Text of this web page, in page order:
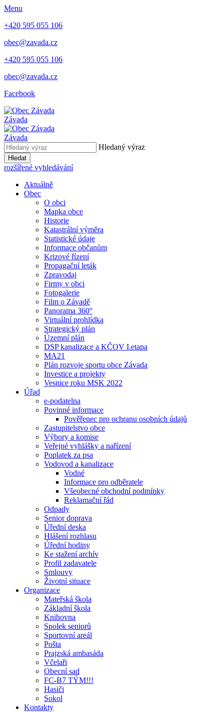
Menu
+420 595 055 106
obec@zavada.cz
+420 595 055 106
obec@zavada.cz
Facebook
Závada
Závada
Hledaný výraz
Hledat
rozšířené vyhledávání
Aktuálně
Obec
O obci
Mapka obce
Historie
Katastrální výměra
Statistické údaje
Informace občanům
Krizové řízení
Propagační leták
Zpravodaj
Firmy v obci
Fotogalerie
Film o Závadě
Panorama 360°
Virtuální prohlídka
Strategický plán
Územní plán
DSP kanalizace a KČOV I.etapa
MA21
Plán rozvoje sportu obce Závada
Investice a projekty
Vesnice roku MSK 2022
Úřad
e-podatelna
Povinné informace
Pověřenec pro ochranu osobních údajů
Zastupitelstvo obce
Výbory a komise
Veřejné vyhlášky a nařízení
Poplatek za psa
Vodovod a kanalizace
Vodné
Informace pro odběratele
Všeobecné obchodní podmínky
Reklamační řád
Odpady
Senior doprava
Úřední deska
Hlášení rozhlasu
Úřední hodiny
Ke stažení archív
Profil zadavatele
Smlouvy
Životní situace
Organizace
Mateřská škola
Základní škola
Knihovna
Spolek seniorů
Sportovní areál
Pošta
Prajzská ambasáda
Včelaři
Obecní sad
FC-B7 TÝM!!!
Hasiči
Sokol
Kontakty